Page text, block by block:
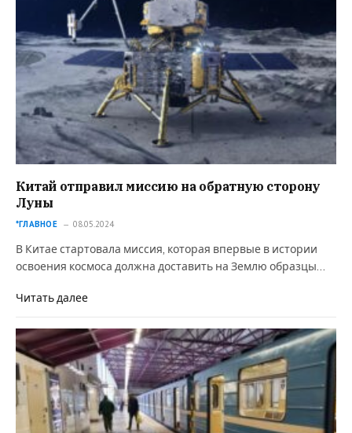
Китай отправил миссию на обратную сторону
Луны
*ГЛАВНОЕ 08.05.2024
В Китае стартовала миссия, которая впервые в истории
освоения космоса должна доставить на Землю образцы…
Читать далее